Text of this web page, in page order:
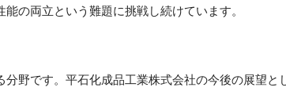
の両立という難題に挑戦し続けています。
野です。平石化成品工業株式会社の今後の展望と